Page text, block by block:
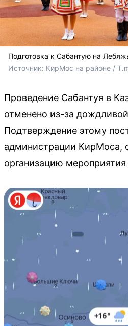
Подготовка к Сабантую на
Источник: КирМос на районе /
Проведение Сабантуя в
отменено из-за
Подтверждение этому
администрации КирМоса,
организацию